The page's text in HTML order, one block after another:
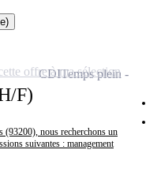
F)
(93200), nous recherchons un
suivantes : management
CDITemps plein
offre à ma sélection